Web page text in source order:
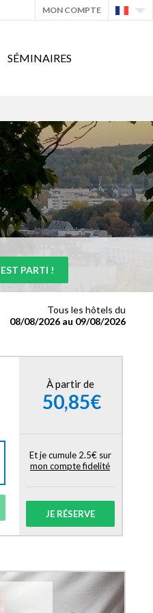
MON COMPTE
SÉMINAIRES
Tous les hôtels du
08/08/2026 au 09/08/2026
À partir de
50,85€
Et je cumule 2.5€ sur
mon compte fidelité
JE RÉSERVE